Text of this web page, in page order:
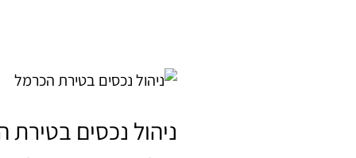
ניהול נכסים בטירת
ניהול
בטירת